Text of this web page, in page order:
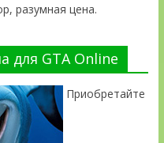
разумная цена.
для GTA Online
Приобретайте